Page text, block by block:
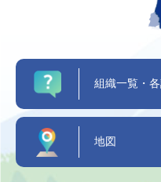
組織一覧・
地図